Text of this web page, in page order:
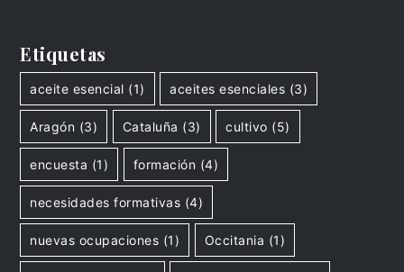
Etiquetas
aceite esencial (1) aceites esenciales (3)
Aragón (3) Cataluña (3) cultivo (5)
encuesta (1) formación (4)
necesidades formativas (4)
nuevas ocupaciones (1) Occitania (1)